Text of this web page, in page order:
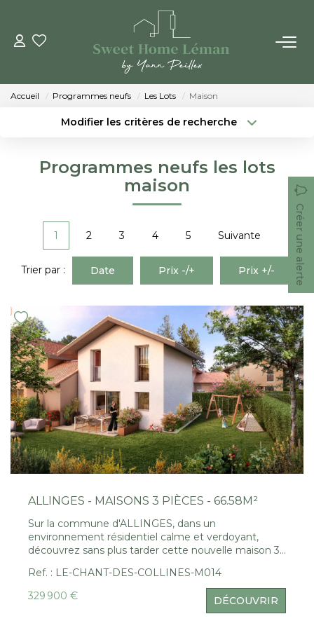
ACHETER
VENDRE
LES AGENCES
Qui Sommes-Nous
Nous Rejoindre
CONTACT
EN
Accueil Programmes neufs Les Lots Maison
Modifier les critères de recherche
Surface min
Programmes neufs les lots
maison
Créer une alerte
1 2 3 4 5 Suivante
Trier par : Date Prix -/+ Prix +/-
ALLINGES - MAISONS 3 PIÈCES - 66.58M²
Sur la commune d'ALLINGES, dans un
environnement résidentiel calme et verdoyant,
découvrez sans plus tarder cette nouvelle maison 3
se compose au rez d'une entrée avec rangement,
d'un séjour / salon / cuisine lumineux et d'un WC /
cellier. A l'étage, l'espace nuit propose 2 chambres
dont 1 avec placard, une salle de bains et un WC
Ref. : LE-CHANT-DES-COLLINES-M014
329 900 €
DÉCOUVRIR